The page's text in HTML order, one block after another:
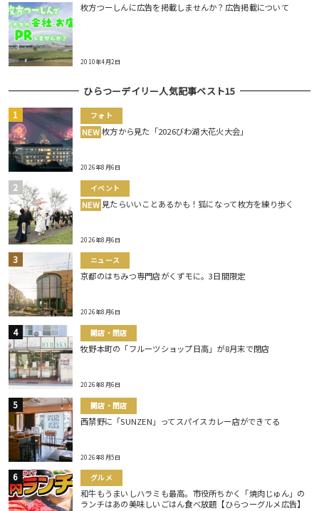
枚方つーしんに広告を掲載しませんか？広告掲載について
2010年4月2日
ひらつーデイリー人気記事ベスト15
フォト
NEW 枚方から見た「2026びわ湖大花火大会」
2026年8月6日
イベント
NEW 見たらいいことあるかも！狐になって枚方を練り歩く
2026年8月6日
ニュース
京都のはちみつ専門店がくずモに。3日間限定
2026年8月6日
開店・閉店
牧野本町の「フルーツショップ日高」が8月末で閉店
2026年8月6日
開店・閉店
西禁野に「SUNZEN」ってスパイスカレー店ができてる
2026年8月5日
グルメ
和牛もうまいしハラミも最高。市役所ちかく「焼肉じゅん」の
ランチはあの美味しいごはん食べ放題【ひらつーグルメ広告】